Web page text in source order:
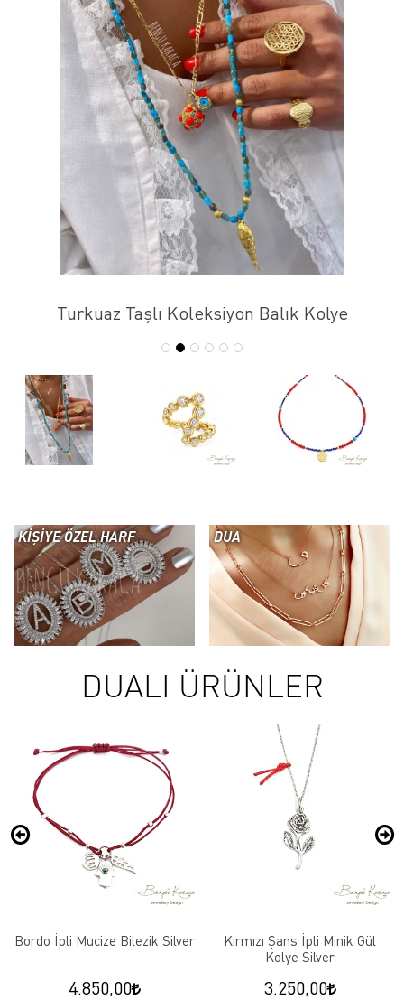
Turkuaz Taşlı Koleksiyon Balık Kolye
KİŞİYE ÖZEL HARF DUA
DUALI ÜRÜNLER
Bordo İpli Mucize Bilezik Silver
4.850,00
Kırmızı Şans İpli Minik Gül
Kolye Silver
3.250,00